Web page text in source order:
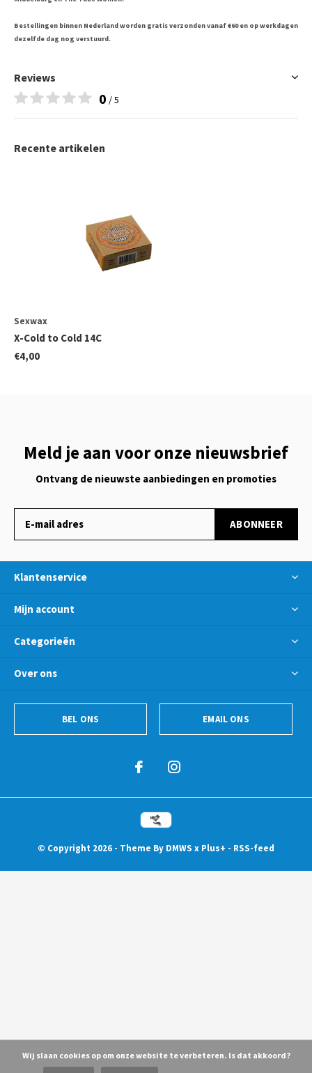
Bestellingen binnen Nederland worden gratis verzonden vanaf €60 en op werkdagen
dezelfde dag nog verstuurd.
Reviews
0 / 5
Recente artikelen
Sexwax
X-Cold to Cold 14C
€4,00
Meld je aan voor onze nieuwsbrief
Ontvang de nieuwste aanbiedingen en promoties
ABONNEER
Klantenservice
Mijn account
Categorieën
Over ons
BEL ONS EMAIL ONS
© Copyright 2026 - Theme By DMWS x Plus+ - RSS-feed
Wij slaan cookies op om onze website te verbeteren. Is dat akkoord?